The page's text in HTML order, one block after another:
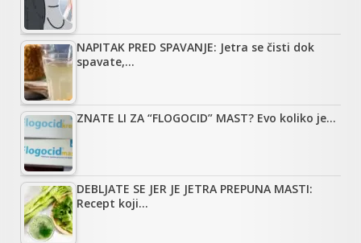
NAPITAK PRED SPAVANJE: Jetra se čisti dok
spavate,…
ZNATE LI ZA “FLOGOCID” MAST? Evo koliko je…
DEBLJATE SE JER JE JETRA PREPUNA MASTI:
Recept koji…